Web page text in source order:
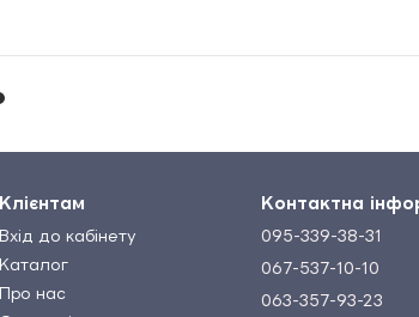
Клієнтам
Вхід до кабінету
Каталог
Про нас
Контактна
095-339-38-31
067-537-10-10
063-357-93-23